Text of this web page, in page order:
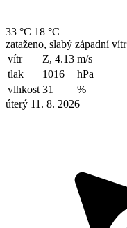
33 °C 18 °C
zataženo, slabý západní vítr
vítr
Z, 4.13 m/s
tlak
1016
hPa
vlhkost 31
%
úterý 11. 8. 2026